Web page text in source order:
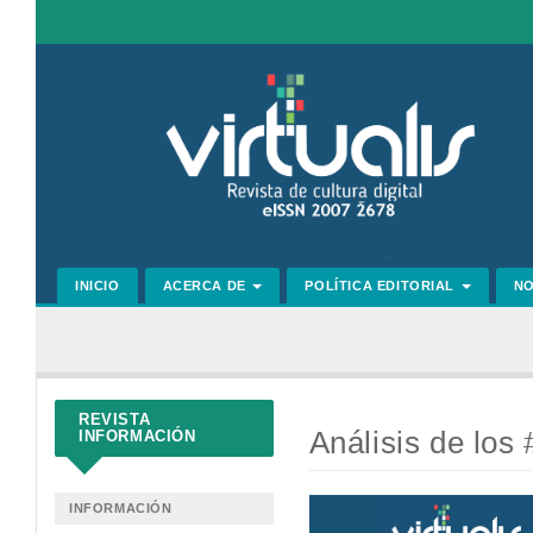
INICIO ACERCA DE POLÍTICA EDITORIAL
REVISTA
INFORMACIÓN
INFORMACIÓN
Análisis de los